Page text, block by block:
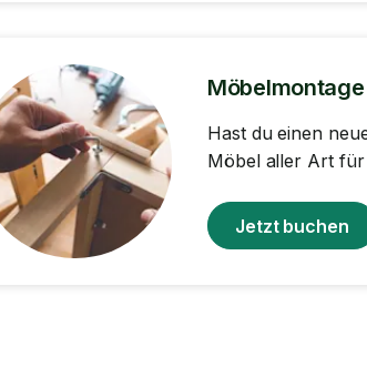
Möbelmontage
Hast du einen
Möbel aller Art für
Jetzt buchen